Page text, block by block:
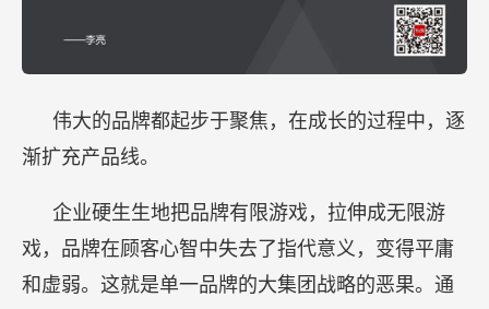
伟大的品牌都起步于聚焦，在成长的过程中，逐
渐扩充产品线。
企业硬生生地把品牌有限游戏，拉伸成无限游
戏，品牌在顾客心智中失去了指代意义，变得平庸
和虚弱。这就是单一品牌的大集团战略的恶果。通